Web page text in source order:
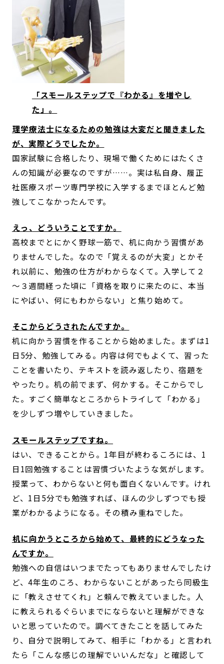
「スモールステップで『わかる』を増やし
た」。
――理学療法士になるための勉強は大変だと聞きました
が、実際どうでしたか。
国家試験に合格したり、現場で働くためにはたくさ
んの知識が必要なのですが……。実は私自身、履正
社医療スポーツ専門学校に入学するまでほとんど勉
強してこなかったんです。
――えっ、どういうことですか。
高校までとにかく野球一筋で、机に向かう習慣があ
りませんでした。なので「覚えるのが大変」とかそ
れ以前に、勉強の仕方がわからなくて。入学して２
～３週間経った頃に「資格を取りに来たのに、本当
にやばい、何にもわからない」と焦り始めて。
――そこからどうされたんですか。
机に向かう習慣を作ることから始めました。まずは1
日5分、勉強してみる。内容は何でもよくて、習った
ことを書いたり、テキストを読み返したり、宿題を
やったり。机の前でまず、何かする。そこからでし
た。すごく簡単なところからトライして「わかる」
を少しずつ増やしていきました。
――スモールステップですね。
はい、できることから。1年目が終わるころには、1
日1回勉強することは習慣づいたような気がします。
授業って、わからないと何も面白くないんです。けれ
ど、1日5分でも勉強すれば、ほんの少しずつでも授
業がわかるようになる。その積み重ねでした。
――机に向かうところから始めて、最終的にどうなった
んですか。
勉強への自信はいつまでたってもありませんでしたけ
ど、4年生のころ、わからないことがあったら同級生
に「教えさせてくれ」と頼んで教えていました。人
に教えられるぐらいまでにならないと理解ができな
いと思っていたので。調べてきたことを話してみた
り、自分で説明してみて、相手に「わかる」と言われ
たら「こんな感じの理解でいいんだな」と確認して